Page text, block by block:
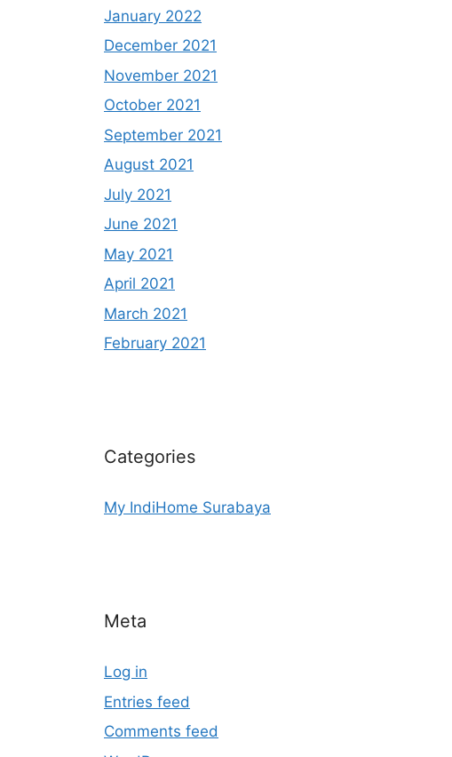
January 2022
December 2021
November 2021
October 2021
September 2021
August 2021
July 2021
June 2021
May 2021
April 2021
March 2021
February 2021
Categories
My IndiHome Surabaya
Meta
Log in
Entries feed
Comments feed